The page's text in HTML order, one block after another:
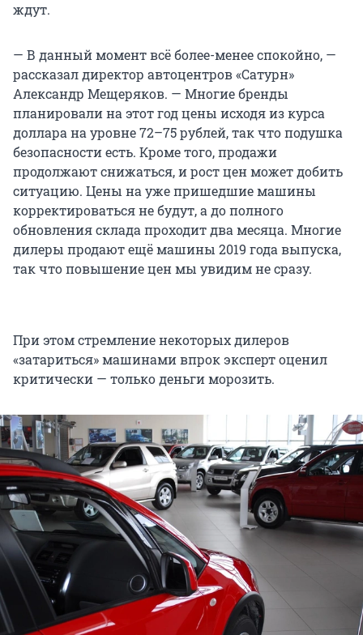
ждут.
— В данный момент всё более-менее спокойно, —
рассказал директор автоцентров «Сатурн»
Александр Мещеряков. — Многие бренды
планировали на этот год цены исходя из курса
доллара на уровне 72–75 рублей, так что подушка
безопасности есть. Кроме того, продажи
продолжают снижаться, и рост цен может добить
ситуацию. Цены на уже пришедшие машины
корректироваться не будут, а до полного
обновления склада проходит два месяца. Многие
дилеры продают ещё машины 2019 года выпуска,
так что повышение цен мы увидим не сразу.
При этом стремление некоторых дилеров
«затариться» машинами впрок эксперт оценил
критически — только деньги морозить.